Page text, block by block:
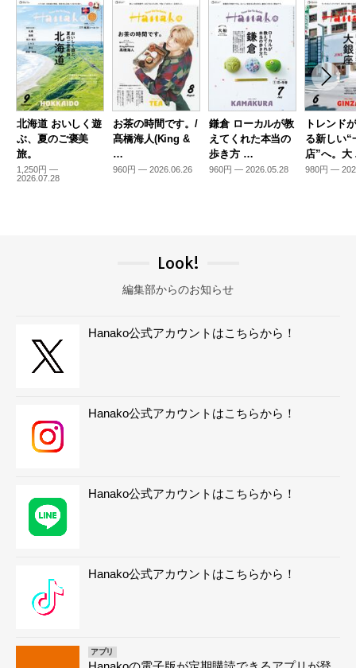
北海道 おいしく遊
ぶ、夏のご褒美
旅。
1,250円 —
2026.07.28
お茶の時間です。/
髙橋海人(King &
…
960円 — 2026.06.26
鎌倉 ローカルが教
えてくれた本当の
歩き方 …
960円 — 2026.05.28
トレンド
る新しい“
店”へ。
980円 —
Look!
編集部からのお知らせ
Hanako公式アカウントはこちらから！
Hanako公式アカウントはこちらから！
Hanako公式アカウントはこちらから！
Hanako公式アカウントはこちらから！
アプリ